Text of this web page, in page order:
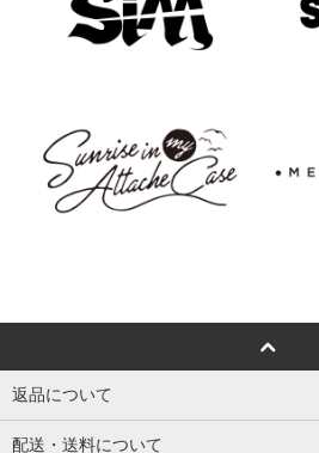
返品について
配送・送料について